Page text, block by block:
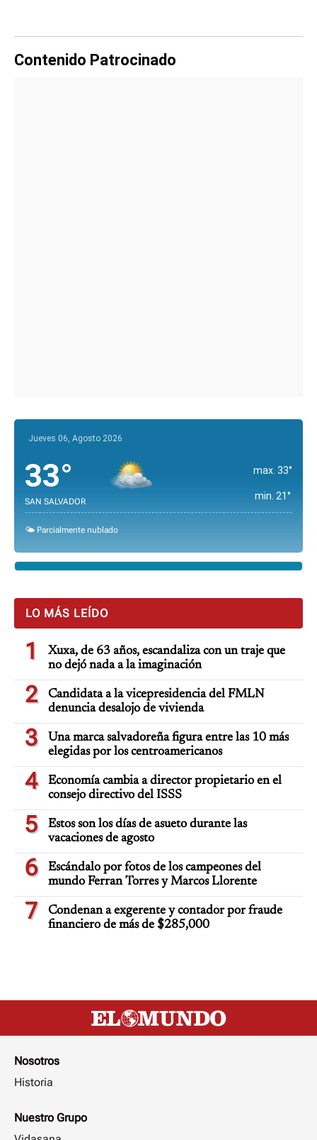
Contenido Patrocinado
Jueves 06, Agosto 2026
33°
SAN SALVADOR
max. 33°
min. 21°
🌤️ Parcialmente nublado
LO MÁS LEÍDO
1
Xuxa, de 63 años, escandaliza con un traje que
no dejó nada a la imaginación
2
Candidata a la vicepresidencia del FMLN
denuncia desalojo de vivienda
3
Una marca salvadoreña figura entre las 10 más
elegidas por los centroamericanos
4
Economía cambia a director propietario en el
consejo directivo del ISSS
5
Estos son los días de asueto durante las
vacaciones de agosto
6
Escándalo por fotos de los campeones del
mundo Ferran Torres y Marcos Llorente
7
Condenan a exgerente y contador por fraude
financiero de más de $285,000
Nosotros
Historia
Nuestro Grupo